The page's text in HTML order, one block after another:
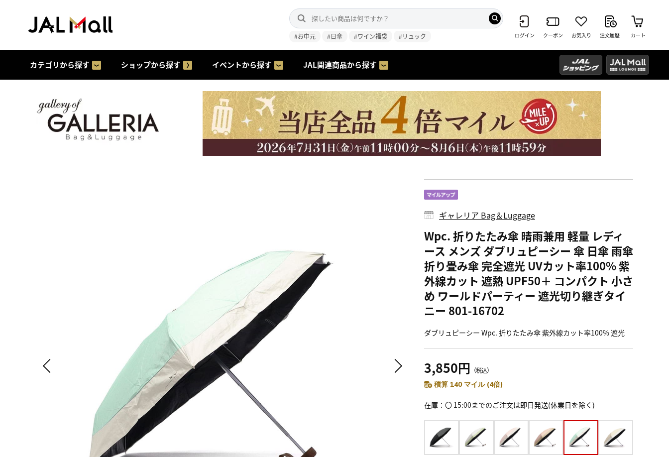
#お中元 #日傘 #ワイン福袋 #リュック ログイン クーポン お気入り 注文履歴 カート
カテゴリから探す ショップから探す イベントから探す JAL関連商品から探す
ギャレリア Bag＆Luggage
Wpc. 折りたたみ傘 晴雨兼用 軽量 レディ
ース メンズ ダブリュピーシー 傘 日傘 雨傘
折り畳み傘 完全遮光 UVカット率100% 紫
外線カット 遮熱 UPF50＋ コンパクト 小さ
め ワールドパーティー 遮光切り継ぎタイ
ニー 801-16702
ダブリュピーシー Wpc. 折りたたみ傘 紫外線カット率100% 遮光
3,850円 （税込）
積算 140 マイル (4倍)
在庫 〇 15:00までのご注文は即日発送(休業日を除く)